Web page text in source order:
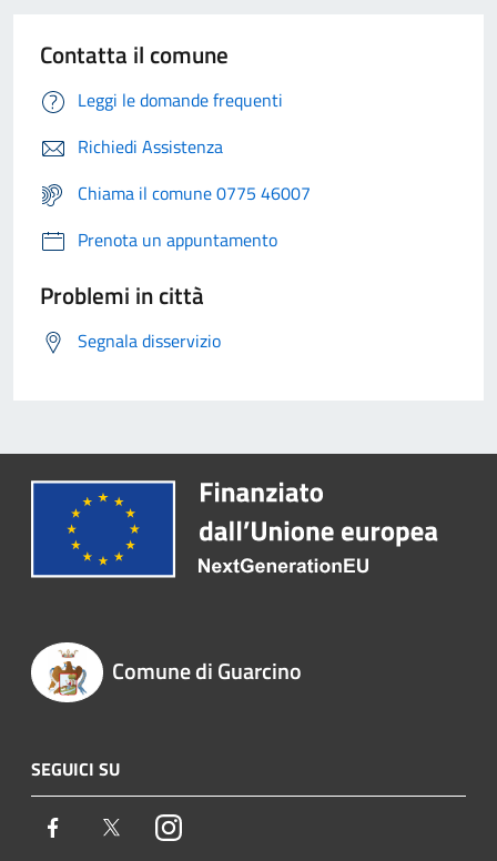
Contatta il comune
Leggi le domande frequenti
Richiedi Assistenza
Chiama il comune 0775 46007
Prenota un appuntamento
Problemi in città
Segnala disservizio
Comune di Guarcino
SEGUICI SU
Facebook TwitterInstagram